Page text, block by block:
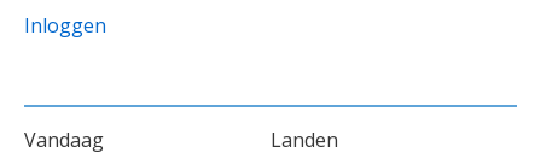
Inloggen
VOET
Vandaag
Landen